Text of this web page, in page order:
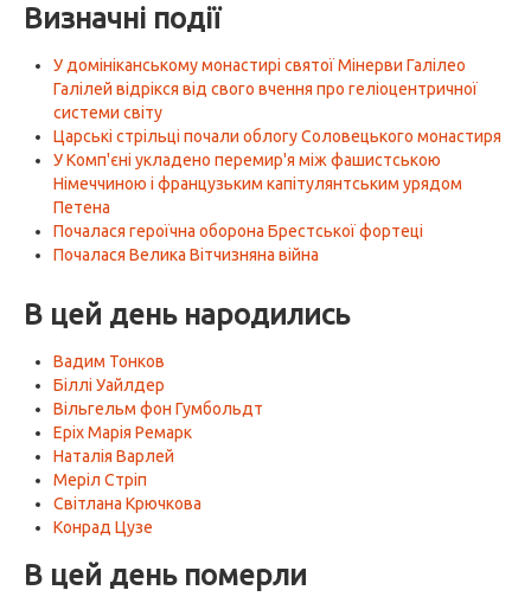
Визначні події
У домініканському монастирі святої Мінерви Галілео
Галілей відрікся від свого вчення про геліоцентричної
системи світу
Царські стрільці почали облогу Соловецького монастиря
У Комп'єні укладено перемир'я між фашистською
Німеччиною і французьким капітулянтським урядом
Петена
Почалася героїчна оборона Брестської фортеці
Почалася Велика Вітчизняна війна
В цей день народились
Вадим Тонков
Біллі Уайлдер
Вільгельм фон Гумбольдт
Еріх Марія Ремарк
Наталія Варлей
Меріл Стріп
Світлана Крючкова
Конрад Цузе
В цей день померли